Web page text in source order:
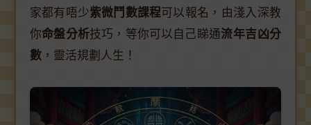
家都有唔少紫微鬥數課程可以報名，由淺入深教
你命盤分析技巧，等你可以自己睇通流年吉凶分
數 ，靈活規劃人生！